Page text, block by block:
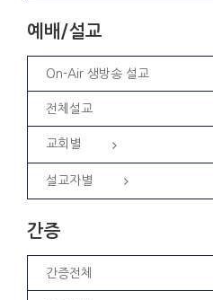
예배/설교
On-Air 생방송 설교
전체설교
교회별
설교자별
간증
간증전체